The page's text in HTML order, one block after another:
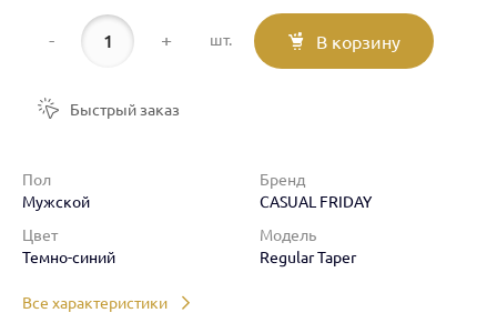
- + шт. В корзину
Быстрый заказ
Пол
Мужской
Бренд
CASUAL FRIDAY
Цвет
Темно-синий
Модель
Regular Taper
Все характеристики